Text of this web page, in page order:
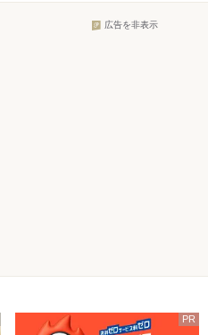
広告を非表示
PR